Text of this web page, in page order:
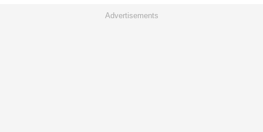
Advertisements